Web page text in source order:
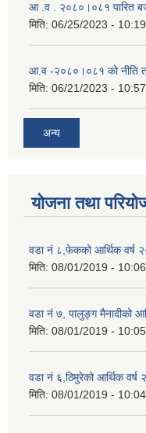
आ .व . २०८०।०८१ पारित
मिति: 06/25/2023 - 10:19
आ.व -२०८०।०८१ को नीति
मिति: 06/21/2023 - 10:57
अन्य
योजना तथा
वडा नं ८,फेकको आर्थिक वर्ष
मिति: 08/01/2019 - 10:06
वडा नं ७, पालुङ्ग मैनादीको
मिति: 08/01/2019 - 10:05
वडा नं ६,ठिमुरेको आर्थिक
मिति: 08/01/2019 - 10:04